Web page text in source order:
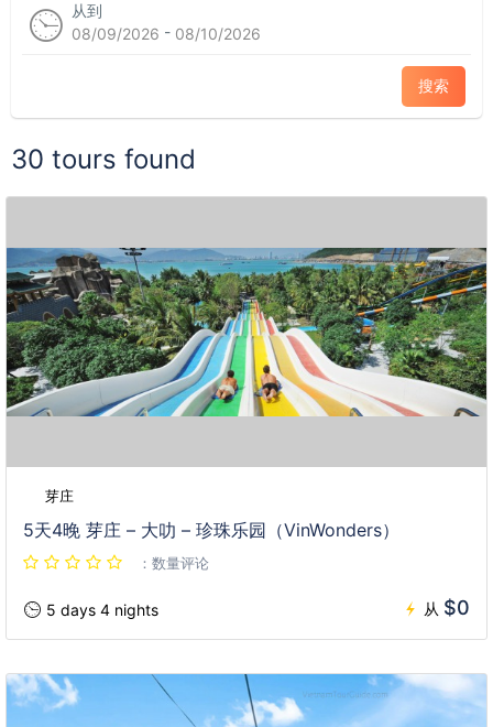
从到
08/09/2026 - 08/10/2026
搜索
30 tours found
芽庄
5天4晚 芽庄 – 大叻 – 珍珠乐园（VinWonders）
：数量评论
5 days 4 nights 从 $0